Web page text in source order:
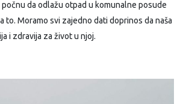
da odlažu otpad u komunalne posude
to. Moramo svi zajedno dati doprinos da naša
i zdravija za život u njoj.